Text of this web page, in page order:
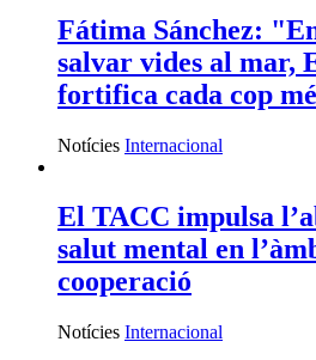
Fátima Sánchez:
salvar vides al mar,
fortifica cada cop
Notícies Internacional
El TACC impulsa
salut mental en
cooperació
Notícies Internacional